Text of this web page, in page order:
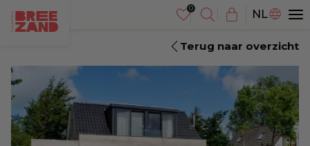
NL
DE
EN
Terug naar overzicht